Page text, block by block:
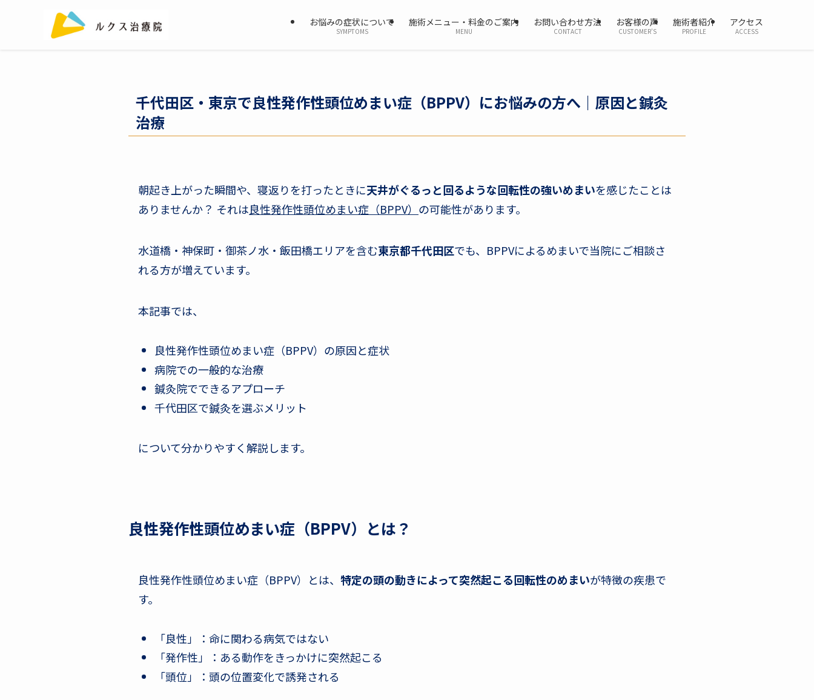
お悩みの症状について
SYMPTOMS
施術メニュー・料金のご案内
MENU
お問い合わせ方法
CONTACT
お客様の声
CUSTOMER’S
施術者紹介
PROFILE
アクセス
ACCESS
千代田区・東京で良性発作性頭位めまい症（BPPV）にお悩みの方へ｜原因と鍼灸
治療
朝起き上がった瞬間や、寝返りを打ったときに天井がぐるっと回るような回転性の強いめまいを感じたことは
ありませんか？ それは良性発作性頭位めまい症（BPPV） の可能性があります。
水道橋・神保町・御茶ノ水・飯田橋エリアを含む東京都千代田区でも、BPPVによるめまいで当院にご相談さ
れる方が増えています。
本記事では、
良性発作性頭位めまい症（BPPV）の原因と症状
病院での一般的な治療
鍼灸院でできるアプローチ
千代田区で鍼灸を選ぶメリット
について分かりやすく解説します。
良性発作性頭位めまい症（BPPV）とは？
良性発作性頭位めまい症（BPPV）とは、 特定の頭の動きによって突然起こる回転性のめまいが特徴の疾患で
す。
「良性」：命に関わる病気ではない
「発作性」：ある動作をきっかけに突然起こる
「頭位」：頭の位置変化で誘発される